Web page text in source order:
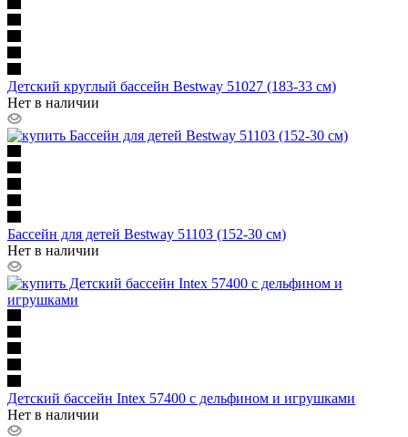
Детский круглый бассейн Bestway 51027 (183-33 см)
Нет в наличии
Бассейн для детей Bestway 51103 (152-30 см)
Нет в наличии
Детский бассейн Intex 57400 с дельфином и игрушками
Нет в наличии